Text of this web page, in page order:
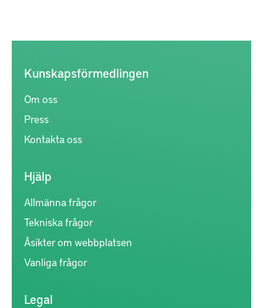
Kunskapsförmedlingen
Om oss
Press
Kontakta oss
Hjälp
Allmänna frågor
Tekniska frågor
Åsikter om webbplatsen
Vanliga frågor
Legal